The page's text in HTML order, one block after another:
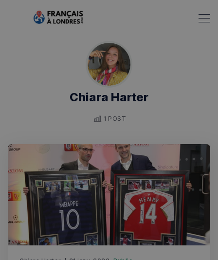
Rechercher dans Français à Londres - Magazine
RECHERCHES POPULAIRES
Annuaire des professionnels
Visites guidées
Événements à venir
Chiara Harter
1 POST